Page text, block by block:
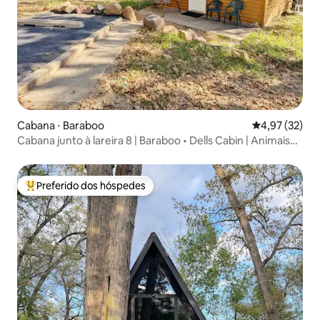
Cabana ⋅ Baraboo 4,97 de uma
4,97 (32)
Cabana junto à lareira 8 | Baraboo • Dells Cabin | Animais
Entre os melhores preferidos dos hóspedes
Preferido dos hóspedes